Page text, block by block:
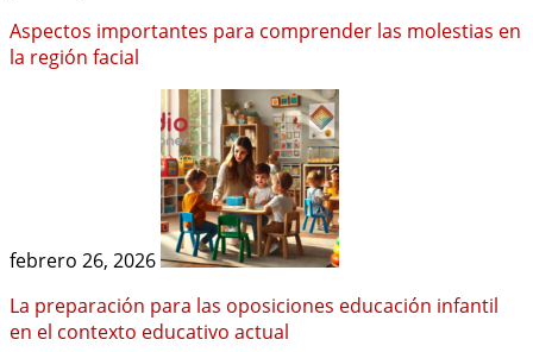
Aspectos importantes para comprender las molestias en
la región facial
febrero 26, 2026
La preparación para las oposiciones educación infantil
en el contexto educativo actual